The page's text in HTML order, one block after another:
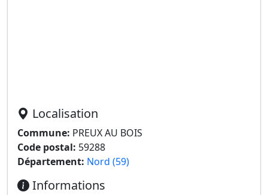
Localisation
Commune: PREUX AU BOIS
Code postal: 59288
Département: Nord (59)
Informations